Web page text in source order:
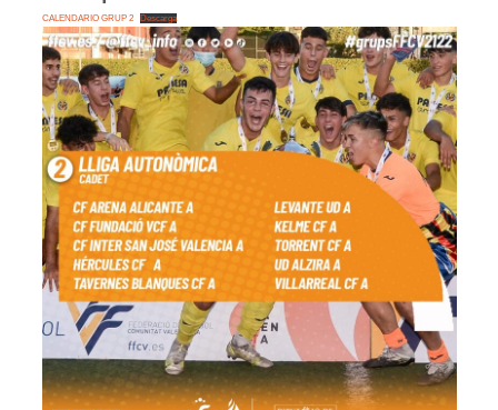
CALENDARIO GRUP 2 Descarga